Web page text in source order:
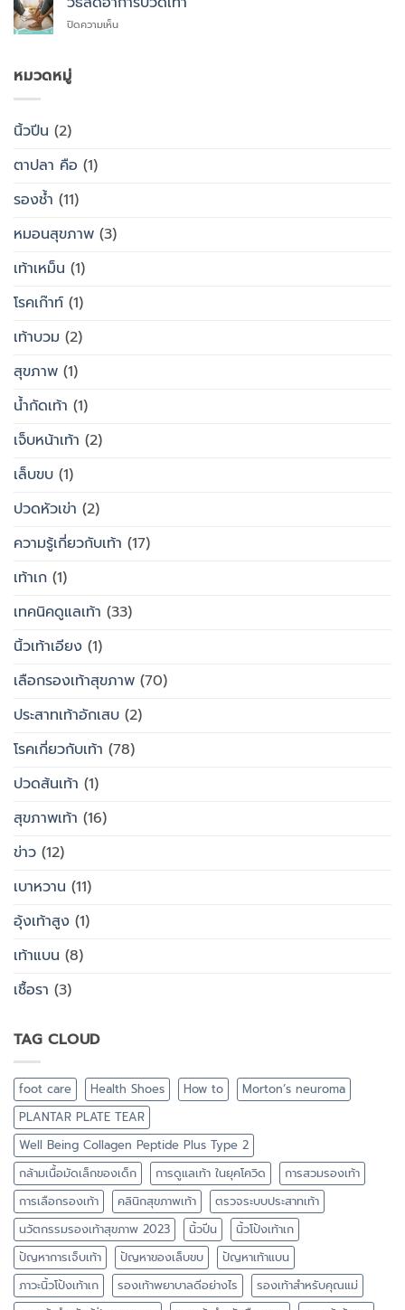
สุขภาพ
ไหน
กับ
รองเท้า
ปิดความเห็นบน
หมวดหมู่
นิ้วปีน (2)
ตาปลา คือ (1)
รองช้ำ (11)
หมอนสุขภาพ (3)
เท้าเหม็น (1)
โรคเก๊าท์ (1)
เท้าบวม (2)
สุขภาพ (1)
น้ำกัดเท้า (1)
เจ็บหน้าเท้า (2)
เล็บขบ (1)
ปวดหัวเข่า (2)
ความรู้เกี่ยวกับเท้า (17)
เท้าเก (1)
เทคนิคดูแลเท้า (33)
นิ้วเท้าเอียง (1)
เลือกรองเท้าสุขภาพ (70)
ประสาทเท้าอักเสบ (2)
โรคเกี่ยวกับเท้า (78)
ปวดส้นเท้า (1)
สุขภาพเท้า (16)
ข่าว (12)
เบาหวาน (11)
อุ้งเท้าสูง (1)
เท้าแบน (8)
เชื้อรา (3)
TAG CLOUD
foot care Health Shoes How to
Morton’s neuroma
PLANTAR PLATE TEAR
Well Being Collagen Peptide Plus Type 2
กล้ามเนื้อมัดเล็กของเด็ก
การดูแลเท้า ในยุคโควิด
การสวมรองเท้า
การเลือกรองเท้า
คลินิกสุขภาพเท้า
ตรวจระบบประสาทเท้า
นวัตกรรมรองเท้าสุขภาพ 2023
นิ้วปีน
นิ้วโป้งเท้าเก
ปัญหาการเจ็บเท้า
ปัญหาของเล็บขบ
ปัญหาเท้าแบน
ภาวะนิ้วโป้งเท้าเก
รองเท้าพยาบาลดีอย่างไร
รองเท้าสำหรับคุณแม่